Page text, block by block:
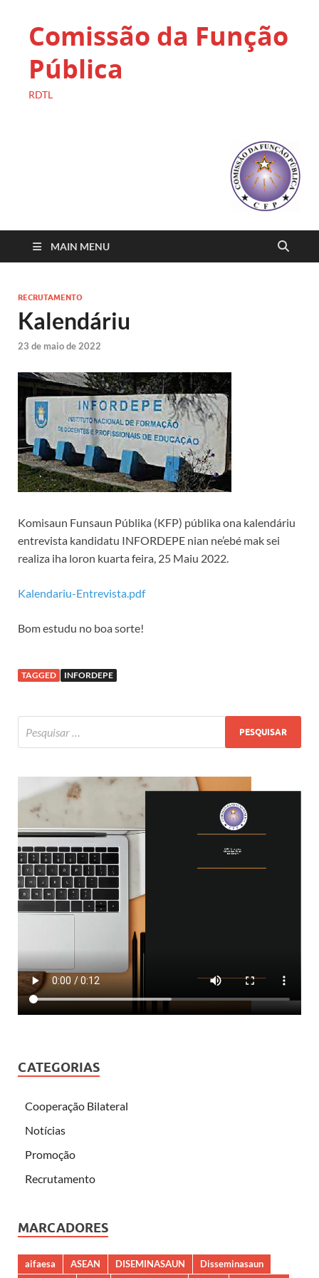
Comissão da Função
Pública
RDTL
MAIN MENU
RECRUTAMENTO
Kalendáriu
23 de maio de 2022
Komisaun Funsaun Públika (KFP) públika ona kalendáriu
entrevista kandidatu INFORDEPE nian ne’ebé mak sei
realiza iha loron kuarta feira, 25 Maiu 2022.
Kalendariu-Entrevista.pdf
Bom estudu no boa sorte!
TAGGED INFORDEPE
CATEGORIAS
Cooperação Bilateral
Notícias
Promoção
Recrutamento
MARCADORES
aifaesa ASEAN DISEMINASAUN Disseminasaun